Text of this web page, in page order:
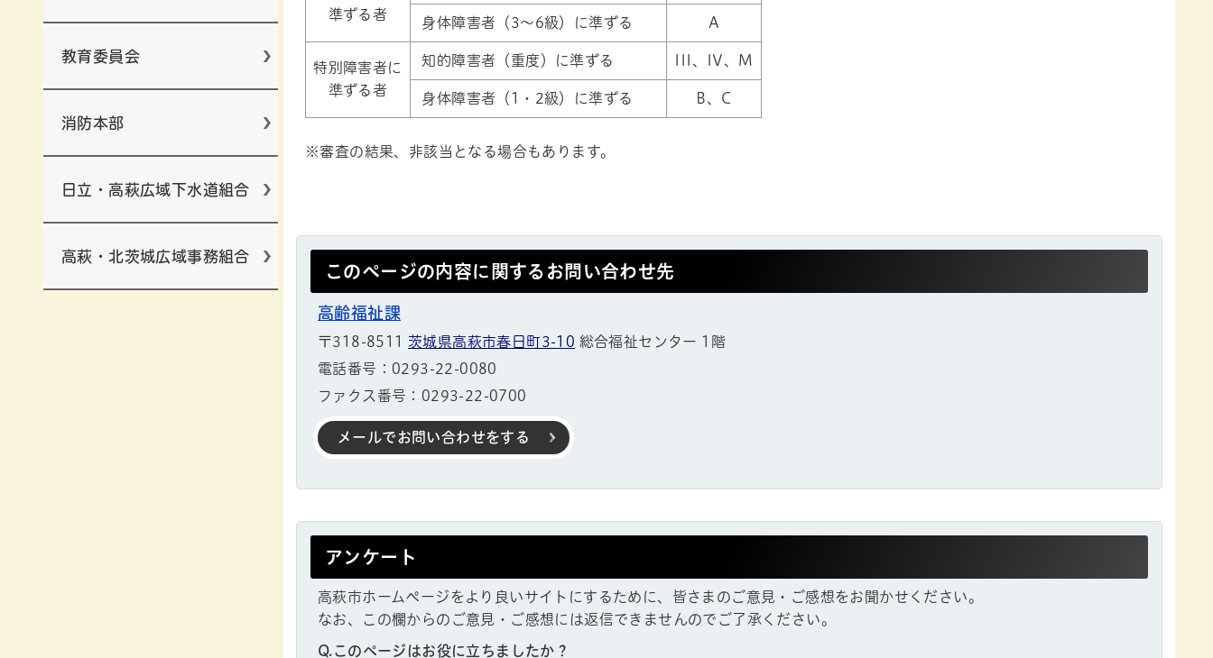
教育委員会
消防本部
日立・高萩広域下水道組合
高萩・北茨城広域事務組合
準ずる者
身体障害者（3～6級）に準ずる A
特別障害者に
準ずる者
知的障害者（重度）に準ずる III、IV、M
身体障害者（1・2級）に準ずる B、C
※審査の結果、非該当となる場合もあります。
このページの内容に関するお問い合わせ先
高齢福祉課
〒318-8511 茨城県高萩市春日町3-10 総合福祉センター 1階
電話番号：0293-22-0080
ファクス番号：0293-22-0700
メールでお問い合わせをする
アンケート
高萩市ホームページをより良いサイトにするために、皆さまのご意見・ご感想をお聞かせください。
なお、この欄からのご意見・ご感想には返信できませんのでご了承ください。
Q.このページはお役に立ちましたか？